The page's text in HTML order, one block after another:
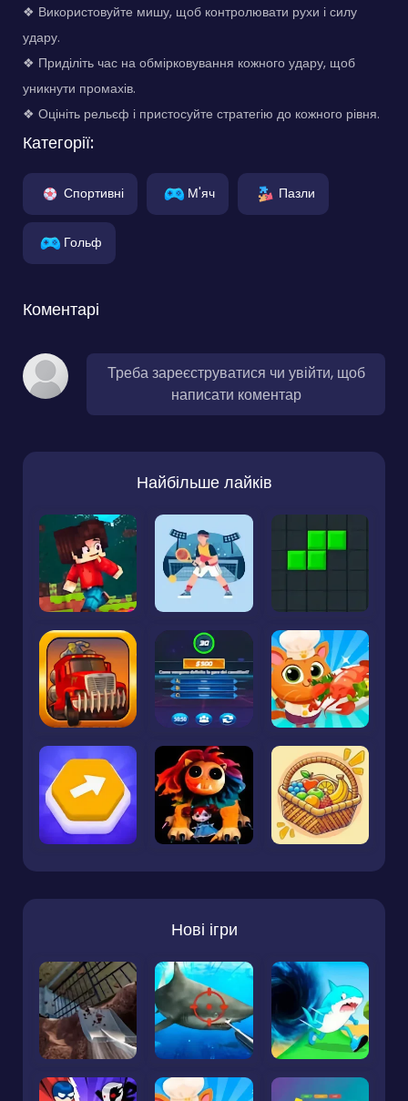
❖ Використовуйте мишу, щоб контролювати рухи і силу
удару.
❖ Приділіть час на обмірковування кожного удару, щоб
уникнути промахів.
❖ Оцініть рельєф і пристосуйте стратегію до кожного рівня.
Категорії:
Спортивні М'яч Пазли
Гольф
Коментарі
Треба зареєструватися чи увійти, щоб
написати коментар
Найбільше лайків
Нові ігри